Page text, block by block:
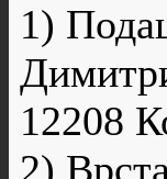
1)
12208
2)